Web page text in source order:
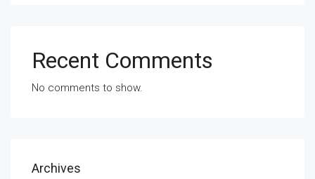
Recent Comments
No comments to show.
Archives